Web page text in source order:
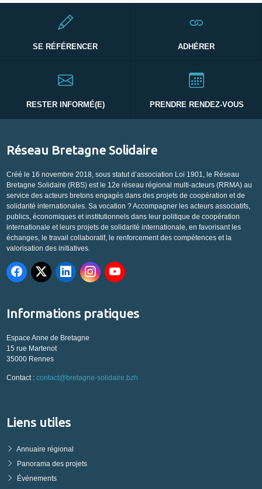
SE RÉFÉRENCER ADHÉRER
RESTER INFORMÉ(E) PRENDRE RENDEZ-VOUS
Réseau Bretagne Solidaire
Créé le 16 novembre 2018, sous statut d’association Loi 1901, le Réseau
Bretagne Solidaire (RBS) est le 12e réseau régional multi-acteurs (RRMA) au
service des acteurs bretons engagés dans des projets de coopération et de
solidarité internationales. Sa vocation ? Accompagner les acteurs associatifs,
publics, économiques et institutionnels dans leur politique de coopération
internationale et leurs projets de solidarité internationale, en favorisant les
échanges, le travail collaboratif, le renforcement des compétences et la
valorisation des initiatives.
Informations pratiques
Espace Anne de Bretagne
15 rue Martenot
35000 Rennes
Contact : contact@bretagne-solidaire.bzh
Liens utiles
Annuaire régional
Panorama des projets
Événements